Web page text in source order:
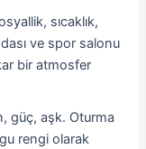
sıcaklık,
ve spor salonu
bir atmosfer
güç, aşk. Oturma
rengi olarak